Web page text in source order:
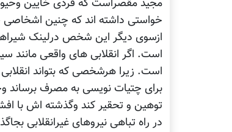
مجید مقصراست که فردی خایین
خواستی داشته اند که چنین اشخاصی
ازسوی دیگر این شخص درلینک
است. اگر انقلابی های واقعی مانند
است. زیرا هرشخصی که بتواند
برای چتیات نویسی به مصرف برساند
توهین و تحقیر کند وگذشته اش با
در راه تباهی نیروهای غیرانقلابی